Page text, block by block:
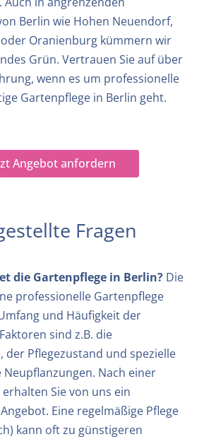
Berlin wie Hohen Neuendorf,
Oranienburg kümmern wir
Grün. Vertrauen Sie auf über
wenn es um professionelle
Gartenpflege in Berlin geht.
Angebot anfordern
Fragen
die Gartenpflege in Berlin?Die
professionelle Gartenpflege
und Häufigkeit der
sind z.B. die
der Pflegezustand und spezielle
Neupflanzungen. Nach einer
Sie von uns ein
Eine regelmäßige Pflege
kann oft zu günstigeren